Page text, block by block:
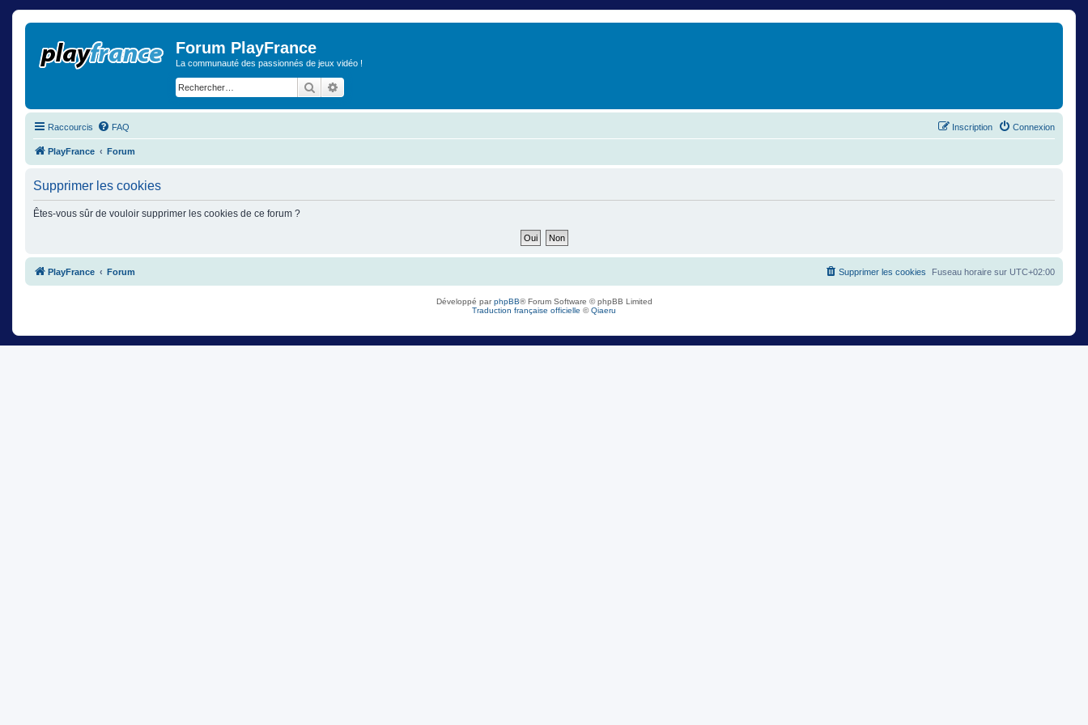
Forum PlayFrance
La communauté des passionnés de jeux vidéo !
Rechercher
Raccourcis FAQ Connexion
Inscription
PlayFrance Forum
Supprimer les cookies
Êtes-vous sûr de vouloir supprimer les cookies de ce forum ?
PlayFrance Forum Fuseau horaire sur UTC+02:00
Supprimer les cookies
Développé parphpBB® Forum Software © phpBB Limited
Traduction française officielle ©Qiaeru